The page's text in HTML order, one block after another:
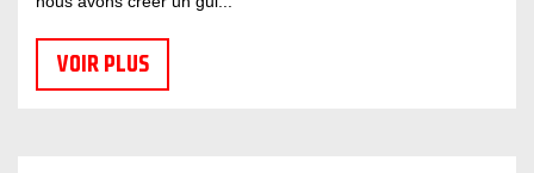
VOIR PLUS